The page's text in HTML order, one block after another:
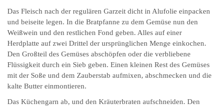
Das Fleisch nach der regulären Garzeit dicht in Alufolie einpacken
und beiseite legen. In die Bratpfanne zu dem Gemüse nun den
Weißwein und den restlichen Fond geben. Alles auf einer
Herdplatte auf zwei Drittel der ursprünglichen Menge einkochen.
Den Großteil des Gemüses abschöpfen oder die verbliebene
Flüssigkeit durch ein Sieb geben. Einen kleinen Rest des Gemüses
mit der Soße und dem Zauberstab aufmixen, abschmecken und die
kalte Butter einmontieren.
Das Küchengarn ab, und den Kräuterbraten aufschneiden. Den